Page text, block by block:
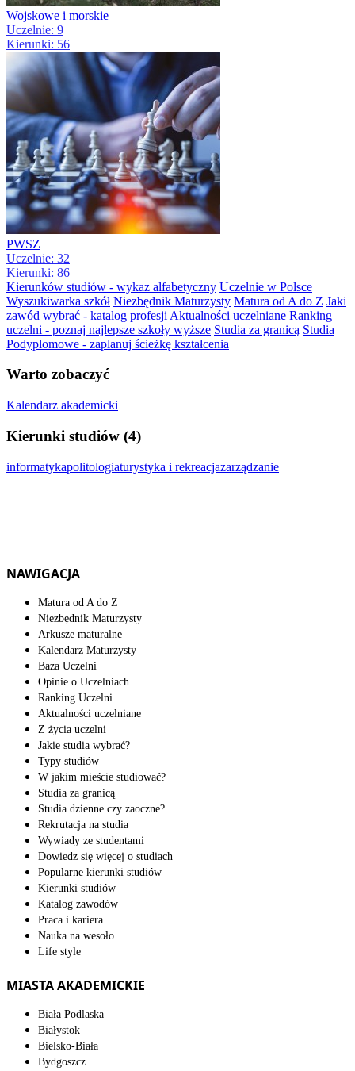
Wojskowe i morskie
Uczelnie: 9
Kierunki: 56
PWSZ
Uczelnie: 32
Kierunki: 86
Kierunków studiów - wykaz alfabetyczny Uczelnie w Polsce
Wyszukiwarka szkół Niezbędnik Maturzysty Matura od A do Z Jaki
zawód wybrać - katalog profesji Aktualności uczelniane Ranking
uczelni - poznaj najlepsze szkoły wyższe Studia za granicą Studia
Podyplomowe - zaplanuj ścieżkę kształcenia
Warto zobaczyć
Kalendarz akademicki
Kierunki studiów (4)
informatykapolitologiaturystyka i rekreacjazarządzanie
NAWIGACJA
Matura od A do Z
Niezbędnik Maturzysty
Arkusze maturalne
Kalendarz Maturzysty
Baza Uczelni
Opinie o Uczelniach
Ranking Uczelni
Aktualności uczelniane
Z życia uczelni
Jakie studia wybrać?
Typy studiów
W jakim mieście studiować?
Studia za granicą
Studia dzienne czy zaoczne?
Rekrutacja na studia
Wywiady ze studentami
Dowiedz się więcej o studiach
Popularne kierunki studiów
Kierunki studiów
Katalog zawodów
Praca i kariera
Nauka na wesoło
Life style
MIASTA AKADEMICKIE
Biała Podlaska
Białystok
Bielsko-Biała
Bydgoszcz